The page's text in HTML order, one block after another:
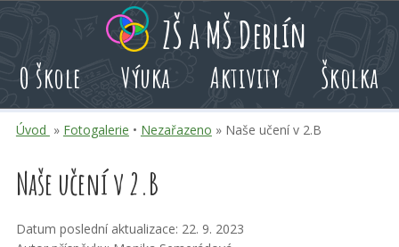
obsah
volby
akcí
ZŠ a MŠ Deblín
O škole Výuka Aktivity Školka
Úvod » Fotogalerie • Nezařazeno » Naše učení v 2.B
Naše učení v 2.B
Datum poslední aktualizace: 22. 9. 2023